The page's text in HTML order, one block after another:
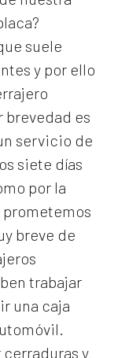
suele
y por ello
brevedad es
servicio de
siete días
por la
prometemos
breve de
trabajar
una caja
y